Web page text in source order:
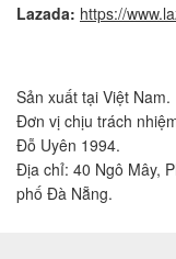
Lazada: https://
Sản xuất tại Việt Nam.
Đơn vị chịu trách
Đỗ Uyên 1994.
Địa chỉ: 40 Ngô Mây,
phố Đà Nẵng.